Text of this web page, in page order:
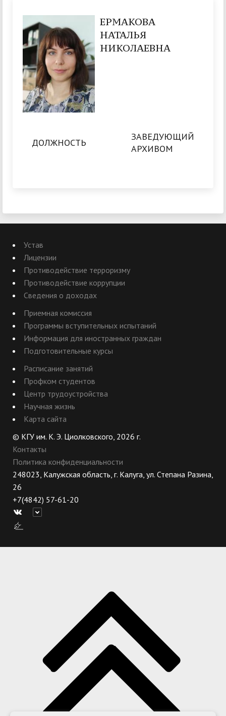
ЕРМАКОВА
НАТАЛЬЯ
НИКОЛАЕВНА
ДОЛЖНОСТЬ
ЗАВЕДУЮЩИЙ
АРХИВОМ
Устав
Лицензии
Противодействие терроризму
Противодействие коррупции
Сведения о доходах
Приемная комиссия
Программы вступительных испытаний
Информация для иностранных граждан
Подготовительные курсы
Расписание занятий
Профком студентов
Центр трудоустройства
Научная жизнь
Карта сайта
© КГУ им. К. Э. Циолковского, 2026 г.
Контакты
Политика конфиденциальности
248023, Калужская область, г. Калуга, ул. Степана Разина,
26
+7(4842) 57-61-20